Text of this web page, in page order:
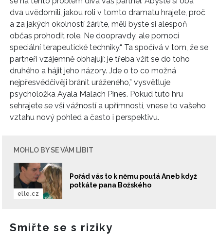
dva uvědomili, jakou roli v tomto dramatu hrajete, proč
a za jakých okolností žárlíte, měli byste si alespoň
občas prohodit role. Ne doopravdy, ale pomocí
speciální terapeutické techniky.“ Ta spočívá v tom, že se
partneři vzájemně obhajují: je třeba vžít se do toho
druhého a hájit jeho názory. Jde o to co možná
nejpřesvědčivěji bránit uráženého,” vysvětluje
psycholožka Ayala Malach Pines. Pokud tuto hru
sehrajete se vší vážností a upřímností, vnese to vašeho
vztahu nový pohled a často i perspektivu.
MOHLO BY SE VÁM LÍBIT
Pořád vás to k němu poutá Aneb když
potkáte pana Božského
elle.cz
Smiřte se s riziky